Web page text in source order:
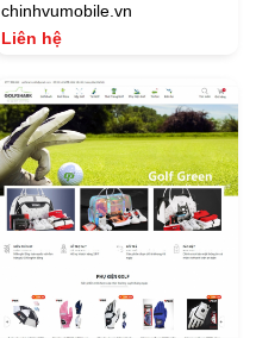
chinhvumobile.vn
Liên hệ